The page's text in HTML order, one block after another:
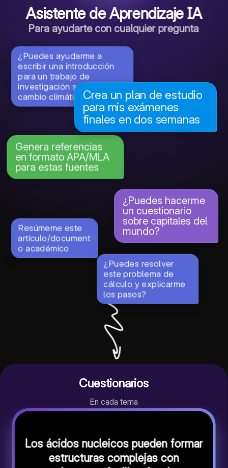
Asistente de Aprendizaje IA
Para ayudarte con cualquier pregunta
¿Puedes ayudarme a
escribir una introducción
para un trabajo de
investigación sobre el
cambio climático?Crea un plan de estudio
para mis exámenes
finales en dos semanas
Resúmeme este
artículo/document
o académico
¿Puedes resolver
este problema de
cálculo y explicarme
los pasos?
¿Puedes hacerme
un cuestionario
sobre capitales del
mundo?
Genera referencias
en formato APA/MLA
para estas fuentes
Cuestionarios
En cada tema
Los ácidos nucleicos pueden formar
estructuras complejas con